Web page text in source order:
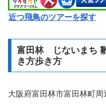
近つ飛鳥のツアーを探す
富田林 じないまち
き方歩き方
大阪府富田林市富田林町周